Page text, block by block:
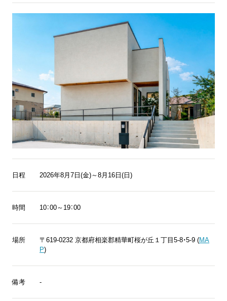
日程 2026年8月7日(金)～8月16日(日)
時間 10：00～19：00
場所 〒619-0232 京都府相楽郡精華町桜が丘１丁目5-8・5-9 (MA
P)
備考 -